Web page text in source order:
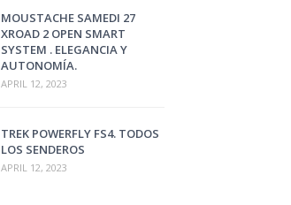
MOUSTACHE SAMEDI 27
XROAD 2 OPEN SMART
SYSTEM . ELEGANCIA Y
AUTONOMÍA.
APRIL 12, 2023
TREK POWERFLY FS4. TODOS
LOS SENDEROS
APRIL 12, 2023